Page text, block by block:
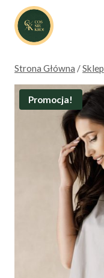
Przejdź
treści
Strona Główna /Sklep
Promocja!